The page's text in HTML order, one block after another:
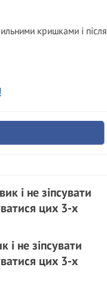
кришками і після
не зіпсувати
цих 3-х